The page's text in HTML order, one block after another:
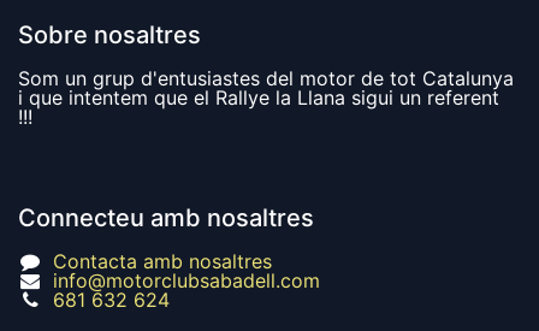
Sobre nosaltres
Som un grup d'entusiastes del motor de tot Catalunya
i que intentem que el Rallye la Llana sigui un referent
!!!
Connecteu amb nosaltres
Contacta amb nosaltres
info@motorclubsabadell.com
681 632 624